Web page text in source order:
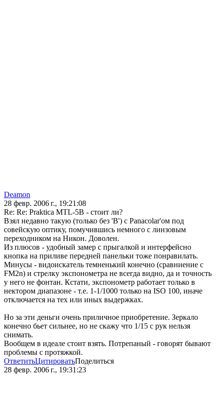
Deamon
28 февр. 2006 г., 19:21:08
Re: Re: Praktica MTL-5B - стоит ли?
Взял недавно такую (только без 'B') с Panacolar'ом под
совейскую оптику, помучившись немного с линзовым
переходником на Никон. Доволен.
Из плюсов - удобный замер с прыгалкой и интерфейсно
кнопка на приливе передней панельки тоже понравилать.
Минусы - видоискатель темненький конечно (сравниение с
FM2n) и стрелку экспонометра не всегда видно, да и точность
у него не фонтан. Кстати, экспонометр работает только в
нектором диапазоне - т.е. 1-1/1000 только на ISO 100, иначе
отключается на тех или иных выдержках.
Но за эти деньги очень приличное приобретение. Зеркало
конечно бьет сильнее, но не скажу что 1/15 с рук нельзя
снимать.
Вообщем в идеале стоит взять. Потрепаный - говорят бывают
проблемы с протяжкой.
ОтветитьЦитироватьПоделиться
28 февр. 2006 г., 19:31:23